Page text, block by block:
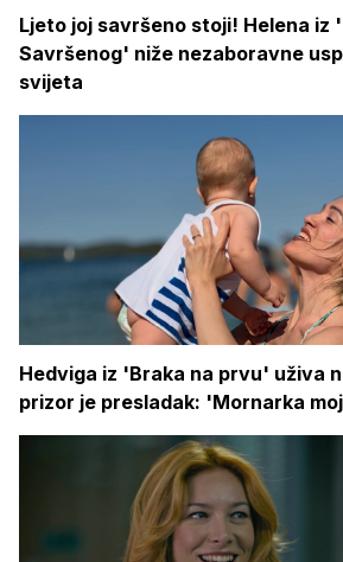
Ljeto joj savršeno stoji! Helena iz
Savršenog' niže nezaboravne
svijeta
Hedviga iz 'Braka na prvu' uživa
prizor je presladak: 'Mornarka